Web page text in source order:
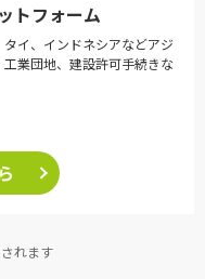
トフォーム
イ、インドネシアなどアジ
業団地、建設許可手続きな
れます